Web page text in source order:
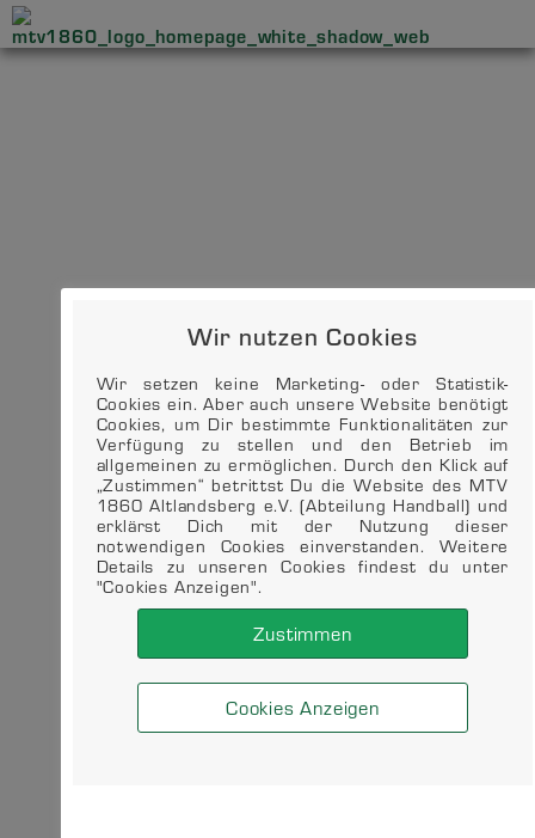
Wir nutzen Cookies
Wir setzen keine Marketing- oder Statistik-
Cookies ein. Aber auch unsere Website benötigt
Cookies, um Dir bestimmte Funktionalitäten zur
Verfügung zu stellen und den Betrieb im
allgemeinen zu ermöglichen. Durch den Klick auf
„Zustimmen“ betrittst Du die Website des MTV
1860 Altlandsberg e.V. (Abteilung Handball) und
erklärst Dich mit der Nutzung dieser
notwendigen Cookies einverstanden. Weitere
Details zu unseren Cookies findest du unter
"Cookies Anzeigen".
Cookies Anzeigen
Zustimmen